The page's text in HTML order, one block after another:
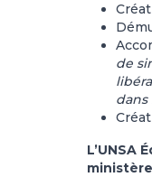
de
dans
L’UNSA